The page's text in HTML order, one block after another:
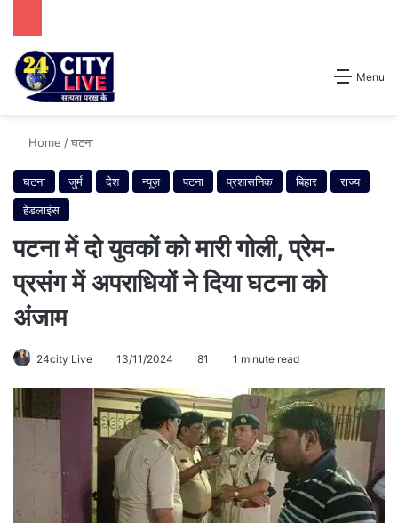
Menu
Search for
Home /घटना
घटना जुर्म देश न्यूज़ पटना प्रशासनिक बिहार
राज्य
हेडलाइंस
पटना में दो युवकों को मारी गोली, प्रेम-
प्रसंग में अपराधियों ने दिया घटना को
अंजाम
24city Live 13/11/2024 81 1 minute read